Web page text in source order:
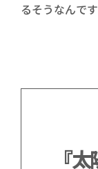
るそうなんで
『